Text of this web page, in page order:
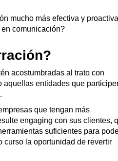
suficientes para poder
curso la oportunidad de revertir
de relato de
Soft Skills-Marketing